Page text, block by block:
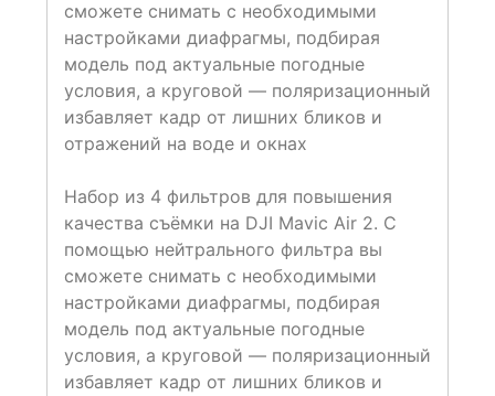
сможете снимать с необходимыми
настройками диафрагмы, подбирая
модель под актуальные погодные
условия, а круговой — поляризационный
избавляет кадр от лишних бликов и
отражений на воде и окнах
Набор из 4 фильтров для повышения
качества съёмки на DJI Mavic Air 2. С
помощью нейтрального фильтра вы
сможете снимать с необходимыми
настройками диафрагмы, подбирая
модель под актуальные погодные
условия, а круговой — поляризационный
избавляет кадр от лишних бликов и